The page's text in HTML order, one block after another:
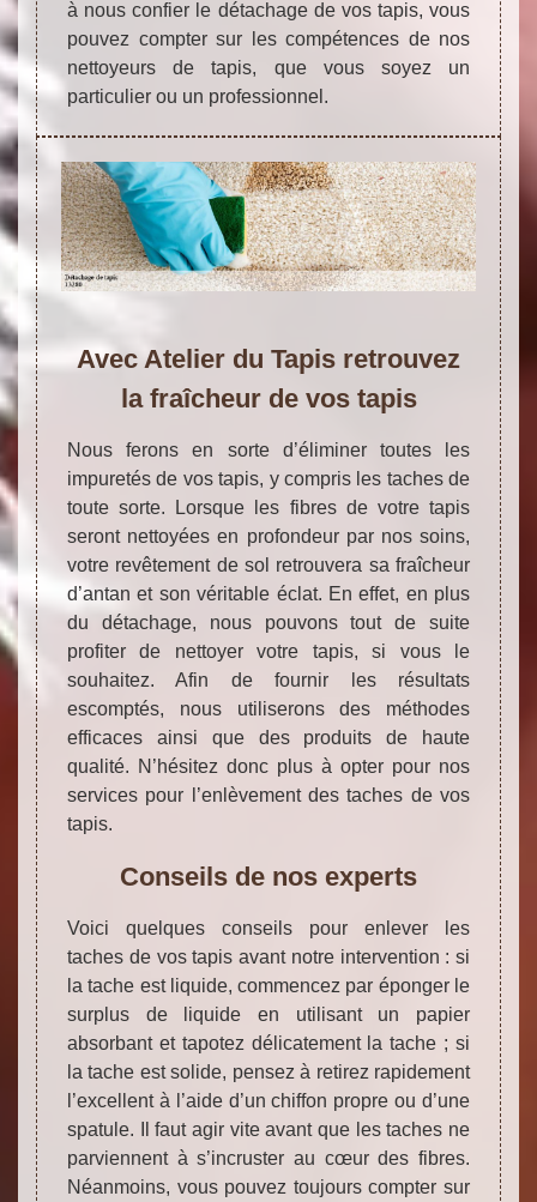
à nous confier le détachage de vos tapis, vous
pouvez compter sur les compétences de nos
nettoyeurs de tapis, que vous soyez un
particulier ou un professionnel.
Avec Atelier du Tapis retrouvez
la fraîcheur de vos tapis
Nous ferons en sorte d’éliminer toutes les
impuretés de vos tapis, y compris les taches de
toute sorte. Lorsque les fibres de votre tapis
seront nettoyées en profondeur par nos soins,
votre revêtement de sol retrouvera sa fraîcheur
d’antan et son véritable éclat. En effet, en plus
du détachage, nous pouvons tout de suite
profiter de nettoyer votre tapis, si vous le
souhaitez. Afin de fournir les résultats
escomptés, nous utiliserons des méthodes
efficaces ainsi que des produits de haute
qualité. N’hésitez donc plus à opter pour nos
services pour l’enlèvement des taches de vos
tapis.
Conseils de nos experts
Voici quelques conseils pour enlever les
taches de vos tapis avant notre intervention : si
la tache est liquide, commencez par éponger le
surplus de liquide en utilisant un papier
absorbant et tapotez délicatement la tache ; si
la tache est solide, pensez à retirez rapidement
l’excellent à l’aide d’un chiffon propre ou d’une
spatule. Il faut agir vite avant que les taches ne
parviennent à s’incruster au cœur des fibres.
Néanmoins, vous pouvez toujours compter sur